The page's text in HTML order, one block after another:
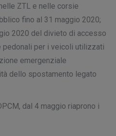
ZTL e nelle corsie
fino al 31 maggio 2020;
2020 del divieto di accesso
pedonali per i veicoli utilizzati
emergenziale
dello spostamento legato
dal 4 maggio riaprono i